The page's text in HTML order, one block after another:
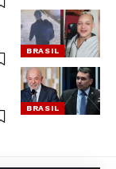
BRASIL
BRASIL